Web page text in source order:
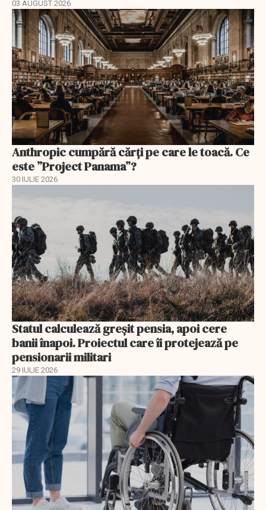
03 AUGUST 2026
Anthropic cumpără cărți pe care le toacă. Ce
este ”Project Panama”?
30 IULIE 2026
Statul calculează greșit pensia, apoi cere
banii înapoi. Proiectul care îi protejează pe
pensionarii militari
29 IULIE 2026